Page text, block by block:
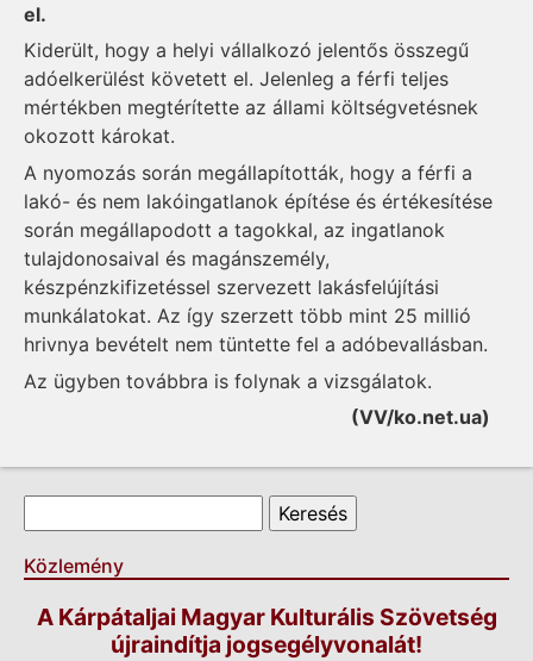
el.
Kiderült, hogy a helyi vállalkozó jelentős összegű
adóelkerülést követett el. Jelenleg a férfi teljes
mértékben megtérítette az állami költségvetésnek
okozott károkat.
A nyomozás során megállapították, hogy a férfi a
lakó- és nem lakóingatlanok építése és értékesítése
során megállapodott a tagokkal, az ingatlanok
tulajdonosaival és magánszemély,
készpénzkifizetéssel szervezett lakásfelújítási
munkálatokat. Az így szerzett több mint 25 millió
hrivnya bevételt nem tüntette fel a adóbevallásban.
Az ügyben továbbra is folynak a vizsgálatok.
(VV/ko.net.ua)
Keresés űrlap
Közlemény
A Kárpátaljai Magyar Kulturális Szövetség
újraindítja jogsegélyvonalát!